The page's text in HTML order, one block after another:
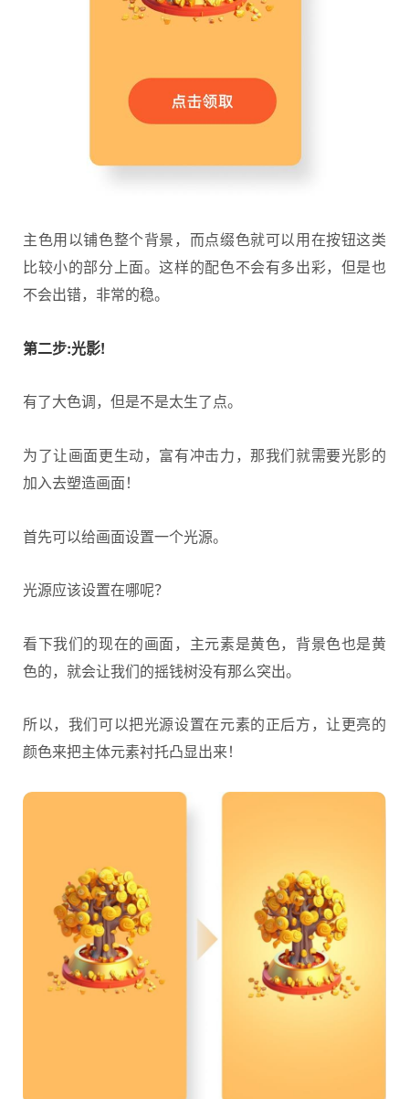
主色用以铺色整个背景，而点缀色就可以用在按钮这类
比较小的部分上面。这样的配色不会有多出彩，但是也
不会出错，非常的稳。
第二步:光影!
有了大色调，但是不是太生了点。
为了让画面更生动，富有冲击力，那我们就需要光影的
加入去塑造画面！
首先可以给画面设置一个光源。
光源应该设置在哪呢？
看下我们的现在的画面，主元素是黄色，背景色也是黄
色的，就会让我们的摇钱树没有那么突出。
所以，我们可以把光源设置在元素的正后方，让更亮的
颜色来把主体元素衬托凸显出来！